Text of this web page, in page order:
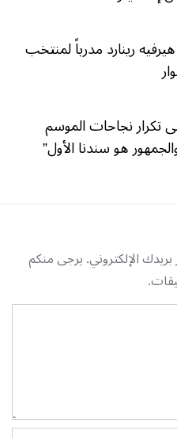
رينارد مدرباً لمنتخب
تكرار نجاحات الموسم
هو سندنا الأول”
الإلكتروني. يرجى منكم